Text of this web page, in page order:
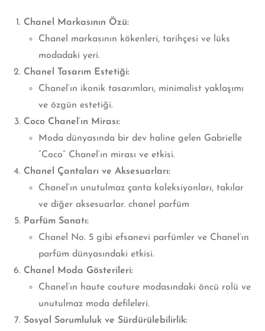
Chanel Markasının Özü:
Chanel markasının kökenleri, tarihçesi ve lüks
modadaki yeri.
Chanel Tasarım Estetiği:
Chanel’ın ikonik tasarımları, minimalist yaklaşımı
ve özgün estetiği.
Coco Chanel’ın Mirası:
Moda dünyasında bir dev haline gelen Gabrielle
“Coco” Chanel’ın mirası ve etkisi.
Chanel Çantaları ve Aksesuarları:
Chanel’ın unutulmaz çanta koleksiyonları, takılar
ve diğer aksesuarlar. chanel parfüm
Parfüm Sanatı:
Chanel No. 5 gibi efsanevi parfümler ve Chanel’ın
parfüm dünyasındaki etkisi.
Chanel Moda Gösterileri:
Chanel’ın haute couture modasındaki öncü rolü ve
unutulmaz moda defileleri.
Sosyal Sorumluluk ve Sürdürülebilirlik: